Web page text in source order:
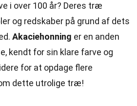
i over 100 år? Deres træ
og redskaber på grund af dets
Akaciehonning er en anden
kendt for sin klare farve og
for at opdage flere
dette utrolige træ!